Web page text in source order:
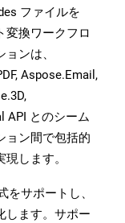
ファイルを
変換ワークフロ
ンは、
Aspose.Email,
API とのシーム
ョン間で包括的
します。
サポートし、
します。サポー